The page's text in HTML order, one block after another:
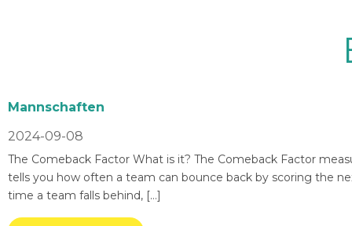
Mannschaften
2024-09-08
The Comeback Factor What is it? The Comeback Factor
tells you how often a team can bounce back by scoring the
time a team falls behind, […]